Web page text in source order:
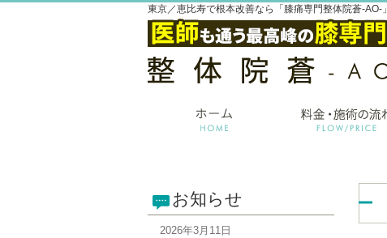
東京／恵比寿で根本改善なら「膝痛専門整体院蒼-AO-」
お知らせ
2026年3月11日